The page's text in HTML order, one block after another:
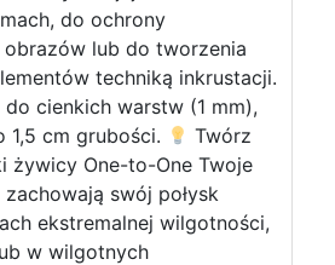
do ochrony
lub do tworzenia
techniką inkrustacji.
cienkich warstw (1 mm),
1,5 cm grubości.
Twórz
żywicy One-to-One Twoje
swój połysk
ekstremalnej wilgotności,
w wilgotnych